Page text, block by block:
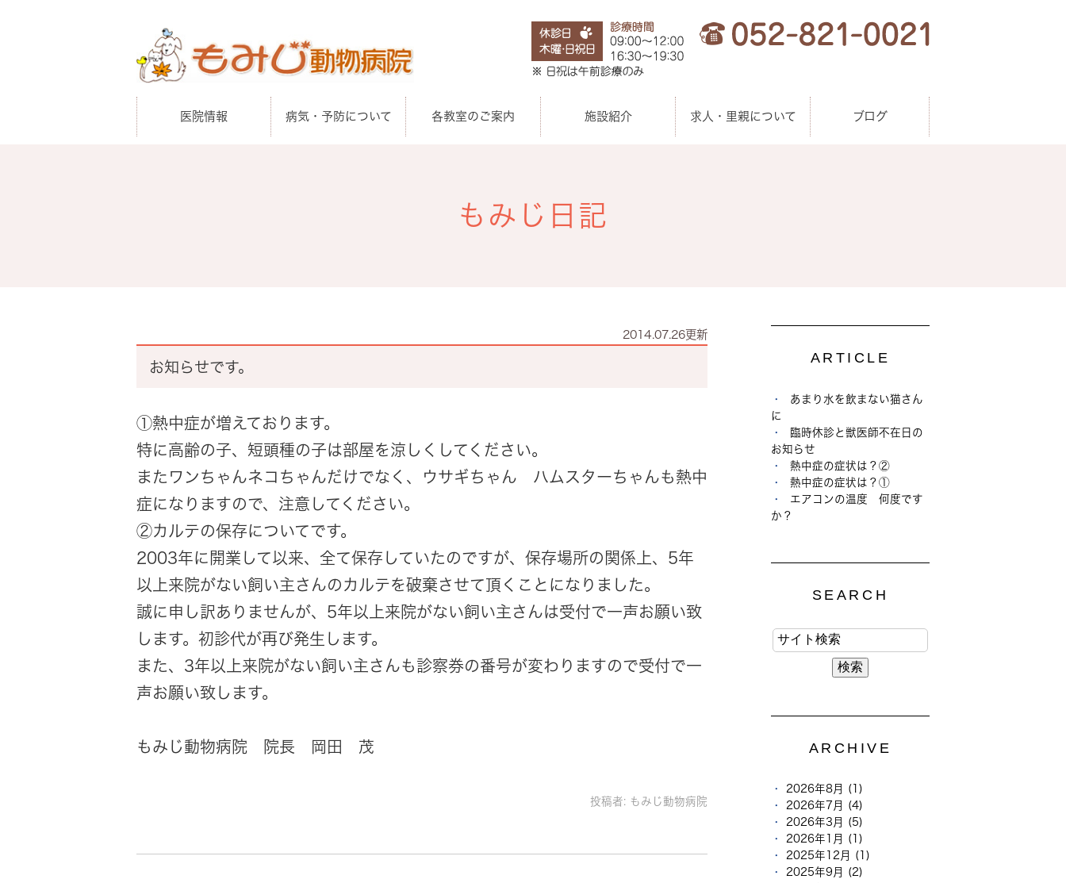
医院情報 病気・予防について 各教室のご案内 施設紹介 求人・里親について ブログ
もみじ日記
2014.07.26更新
お知らせです。
①熱中症が増えております。
特に高齢の子、短頭種の子は部屋を涼しくしてください。
またワンちゃんネコちゃんだけでなく、ウサギちゃん ハムスターちゃんも熱中
症になりますので、注意してください。
②カルテの保存についてです。
2003年に開業して以来、全て保存していたのですが、保存場所の関係上、5年
以上来院がない飼い主さんのカルテを破棄させて頂くことになりました。
誠に申し訳ありませんが、5年以上来院がない飼い主さんは受付で一声お願い致
します。初診代が再び発生します。
また、3年以上来院がない飼い主さんも診察券の番号が変わりますので受付で一
声お願い致します。
もみじ動物病院 院長 岡田 茂
投稿者: もみじ動物病院
ARTICLE
あまり水を飲まない猫さん
に
臨時休診と獣医師不在日の
お知らせ
熱中症の症状は？②
熱中症の症状は？①
エアコンの温度 何度です
か？
SEARCH
ARCHIVE
2026年8月 (1)
2026年7月 (4)
2026年3月 (5)
2026年1月 (1)
2025年12月 (1)
2025年9月 (2)